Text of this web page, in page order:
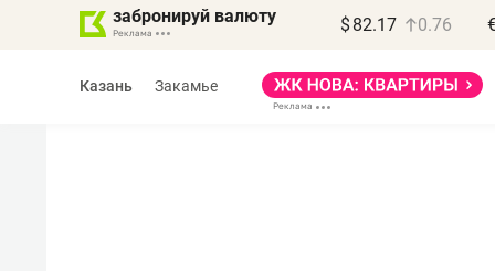
забронируй валюту $ 82.17 0.76
Казань Закамье